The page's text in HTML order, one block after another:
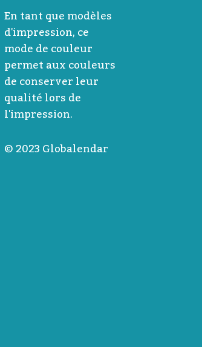
En tant que modèles
d'impression, ce
mode de couleur
permet aux couleurs
de conserver leur
qualité lors de
l'impression.
© 2023 Globalendar